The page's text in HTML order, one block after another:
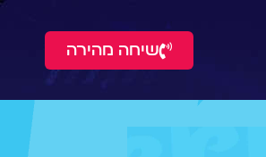
שיחה מהירה